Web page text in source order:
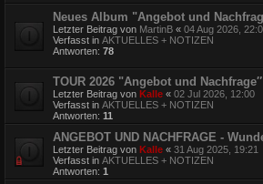
Neues Album "Angebot und
Letzter Beitrag von MartinB « 04 Aug 2026,
Verfasst in AKTUELLES + NOTIZEN
Antworten: 78
TOUR 2026 "Angebot und Nachfrage″
Letzter Beitrag von Kalle « 02 Jul 2026, 12:00
Verfasst in AKTUELLES + NOTIZEN
Antworten: 11
ANGEBOT UND NACHFRAGE -
Letzter Beitrag von Kalle « 31 Aug 2025, 19:21
Verfasst in AKTUELLES + NOTIZEN
Antworten: 1